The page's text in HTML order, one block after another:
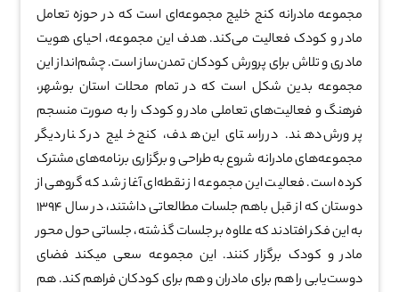
مجموعه مادرانه کنج خلیج مجموعه‌ای است که در حوزه تعامل
مادر و کودک فعالیت می‌کند. هدف این مجموعه، احیای هویت
مادری و تلاش برای پرورش کودکان تمدن‌ساز است. چشم‌انداز این
مجموعه بدین شکل است که در تمام محلات استان بوشهر،
فرهنگ و فعالیت‌های تعاملی مادر و کودک را به صورت منسجم
پرورش دهند. در راستای این هدف، کنج خلیج در کنار دیگر
مجموعه‌های مادرانه شروع به طراحی و برگزاری برنامه‌های مشترک
کرده است. فعالیت این مجموعه از نقطه‌ای آغاز شد که گروهی از
دوستان که از قبل باهم جلسات مطالعاتی داشتند، در سال ۱۳۹۴
به این فکر افتادند که علاوه بر جلسات گذشته، جلساتی حول محور
مادر و کودک برگزار کنند. این مجموعه سعی میکند فضای
دوست‌یابی را هم برای مادران و هم برای کودکان فراهم کند. هم